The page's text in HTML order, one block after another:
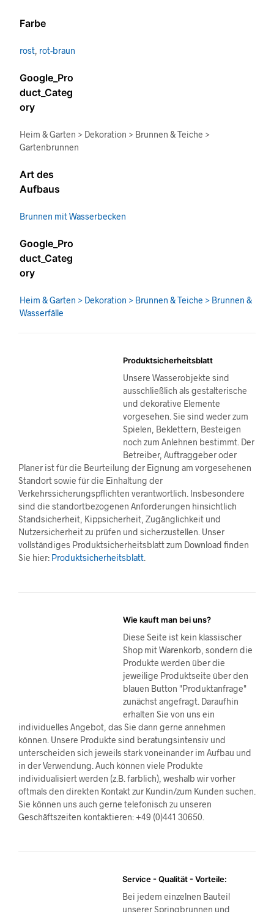
Farbe
rost rot-braun
Google_Pro
duct_Categ
ory
Heim & Garten > Dekoration > Brunnen & Teiche >
Gartenbrunnen
Art des
Aufbaus
Brunnen mit Wasserbecken
Google_Pro
duct_Categ
ory
Heim & Garten > Dekoration > Brunnen & Teiche > Brunnen &
Wasserfälle
Produktsicherheitsblatt
Unsere Wasserobjekte sind
ausschließlich als gestalterische
und dekorative Elemente
vorgesehen. Sie sind weder zum
Spielen, Beklettern, Besteigen
noch zum Anlehnen bestimmt. Der
Betreiber, Auftraggeber oder
Planer ist für die Beurteilung der Eignung am vorgesehenen
Standort sowie für die Einhaltung der
Verkehrssicherungspflichten verantwortlich. Insbesondere
sind die standortbezogenen Anforderungen hinsichtlich
Standsicherheit, Kippsicherheit, Zugänglichkeit und
Nutzersicherheit zu prüfen und sicherzustellen. Unser
vollständiges Produktsicherheitsblatt zum Download finden
Sie hier: Produktsicherheitsblatt
Wie kauft man bei uns?
Diese Seite ist kein klassischer
Shop mit Warenkorb, sondern die
Produkte werden über die
jeweilige Produktseite über den
blauen Button "Produktanfrage"
zunächst angefragt. Daraufhin
erhalten Sie von uns ein
individuelles Angebot, das Sie dann gerne annehmen
können. Unsere Produkte sind beratungsintensiv und
unterscheiden sich jeweils stark voneinander im Aufbau und
in der Verwendung. Auch können viele Produkte
individualisiert werden (z.B. farblich), weshalb wir vorher
oftmals den direkten Kontakt zur Kundin/zum Kunden suchen.
Sie können uns auch gerne telefonisch zu unseren
Geschäftszeiten kontaktieren: +49 (0)441 30650.
Service - Qualität - Vorteile:
Bei jedem einzelnen Bauteil
unserer Springbrunnen und